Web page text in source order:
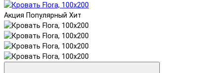
Акция Популярный Хит